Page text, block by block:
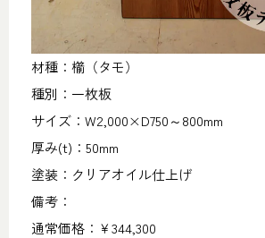
材種：櫤（タモ）
種別：一枚板
サイズ：W2,000×D750～800mm
厚み(t)：50mm
塗装：クリアオイル仕上げ
備考：
通常価格：￥344,300